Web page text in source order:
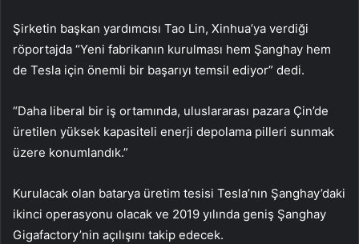
Şirketin başkan yardımcısı Tao Lin, Xinhua’ya verdiği
röportajda “Yeni fabrikanın kurulması hem Şanghay hem
de Tesla için önemli bir başarıyı temsil ediyor” dedi.
“Daha liberal bir iş ortamında, uluslararası pazara Çin’de
üretilen yüksek kapasiteli enerji depolama pilleri sunmak
üzere konumlandık.”
Kurulacak olan batarya üretim tesisi Tesla’nın Şanghay’daki
ikinci operasyonu olacak ve 2019 yılında geniş Şanghay
Gigafactory’nin açılışını takip edecek.